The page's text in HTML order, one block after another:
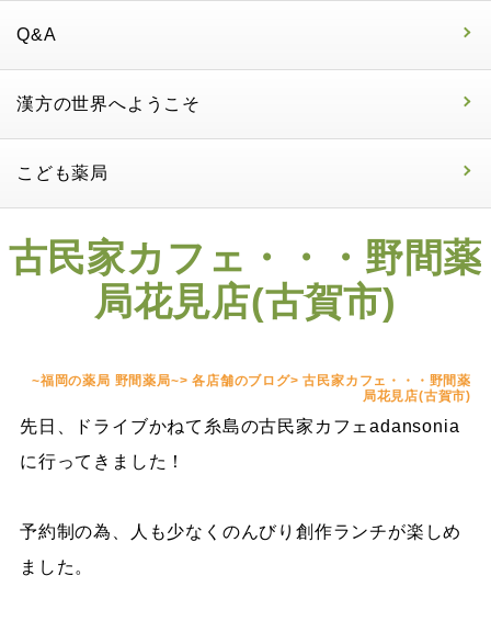
Q&A
漢方の世界へようこそ
こども薬局
古民家カフェ・・・野間薬
局花見店(古賀市)
~福岡の薬局 野間薬局~>各店舗のブログ>古民家カフェ・・・野間薬
局花見店(古賀市)
先日、ドライブかねて糸島の古民家カフェadansonia
に行ってきました！
予約制の為、人も少なくのんびり創作ランチが楽しめ
ました。